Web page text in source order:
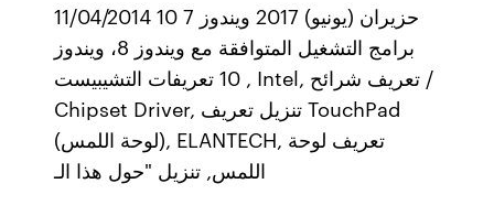
11/04/2014 10 حزيران (يونيو) 2017 ويندوز 7
برامج التشغيل المتوافقة مع ويندوز 8، ويندوز
10 تعريفات التشيبيست , Intel, تعريف شرائح /
Chipset Driver, تنزيل تعريف TouchPad
(لوحة اللمس), ELANTECH, تعريف لوحة
اللمس, تنزيل "حول هذا الـ